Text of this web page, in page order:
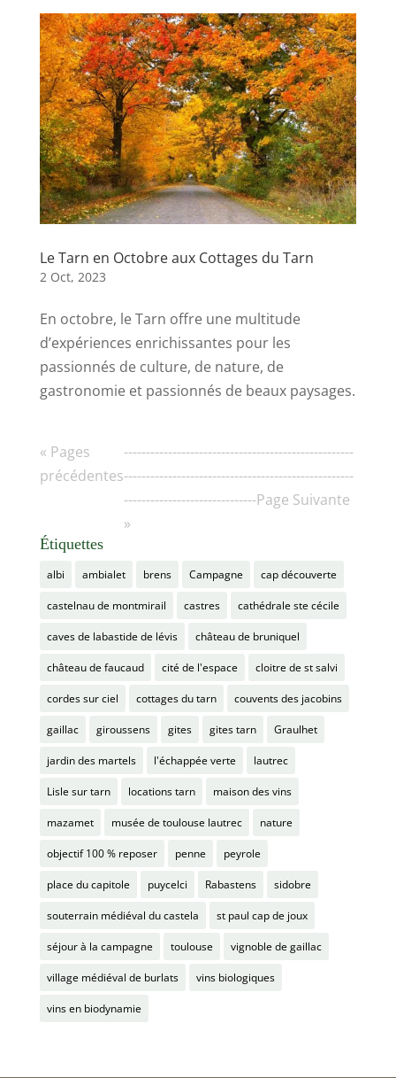
Le Tarn en Octobre aux Cottages du Tarn
2 Oct, 2023
En octobre, le Tarn offre une multitude
d’expériences enrichissantes pour les
passionnés de culture, de nature, de
gastronomie et passionnés de beaux paysages.
----------------------------------------------------
----------------------------------------------------
------------------------------Page Suivante
»
« Pages
précédentes
Étiquettes
albi ambialet brens Campagne cap découverte
castelnau de montmirail castres cathédrale ste cécile
caves de labastide de lévis château de bruniquel
château de faucaud cité de l'espace cloitre de st salvi
cordes sur ciel cottages du tarn couvents des jacobins
gaillac giroussens gites gites tarn Graulhet
jardin des martels l'échappée verte lautrec
Lisle sur tarn locations tarn maison des vins
mazamet musée de toulouse lautrec nature
objectif 100 % reposer penne peyrole
place du capitole puycelci Rabastens sidobre
souterrain médiéval du castela st paul cap de joux
séjour à la campagne toulouse vignoble de gaillac
village médiéval de burlats vins biologiques
vins en biodynamie